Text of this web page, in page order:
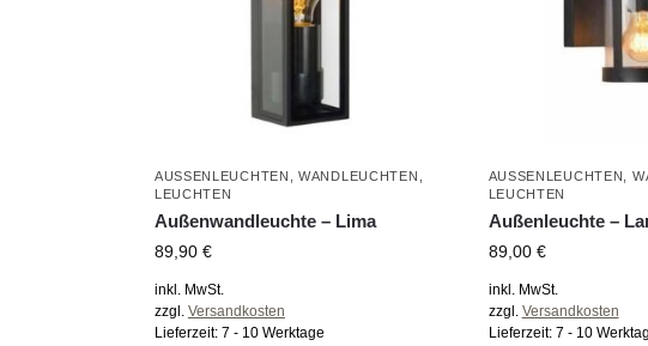
AUSSENLEUCHTEN ,WANDLEUCHTEN
LEUCHTEN
Außenwandleuchte – Lima
89,90 €
inkl. MwSt.
zzgl. Versandkosten
Lieferzeit: 7 - 10 Werktage
AUSSENLEUCHTEN
LEUCHTEN
Außenleuchte –
89,00 €
inkl. MwSt.
zzgl. Versandkosten
Lieferzeit: 7 - 10